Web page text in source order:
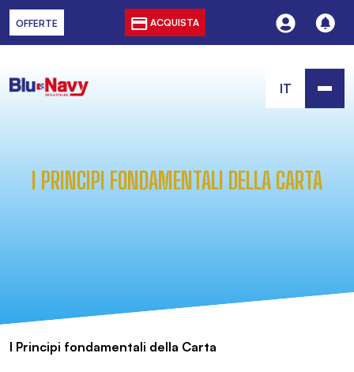
OFFERTE ACQUISTA
IT
I PRINCIPI FONDAMENTALI DELLA CARTA
I Principi fondamentali della Carta